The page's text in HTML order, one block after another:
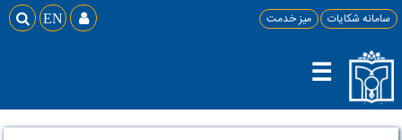
سامانه شکایات میز خدمت  EN 
☰